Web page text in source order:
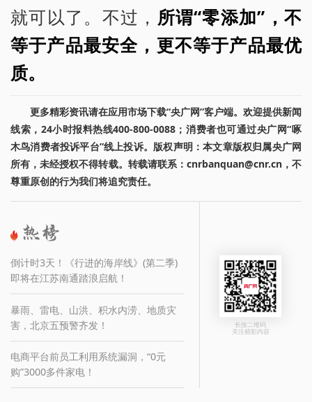
就可以了。不过， 所谓“零添加”，不
等于产品最安全，更不等于产品最优
质。
更多精彩资讯请在应用市场下载“央广网”客户端。欢迎提供新闻
线索，24小时报料热线400-800-0088；消费者也可通过央广网“啄
木鸟消费者投诉平台”线上投诉。版权声明：本文章版权归属央广网
所有，未经授权不得转载。转载请联系：cnrbanquan@cnr.cn，不
尊重原创的行为我们将追究责任。
倒计时3天！《行进的海岸线》(第二季)
即将在江苏南通踏浪启航！
暴雨、雷电、山洪、积水内涝、地质灾
害，北京五预警齐发！
电商平台前员工利用系统漏洞，“0元
购”3000多件家电！
长按二维码
关注精彩内容